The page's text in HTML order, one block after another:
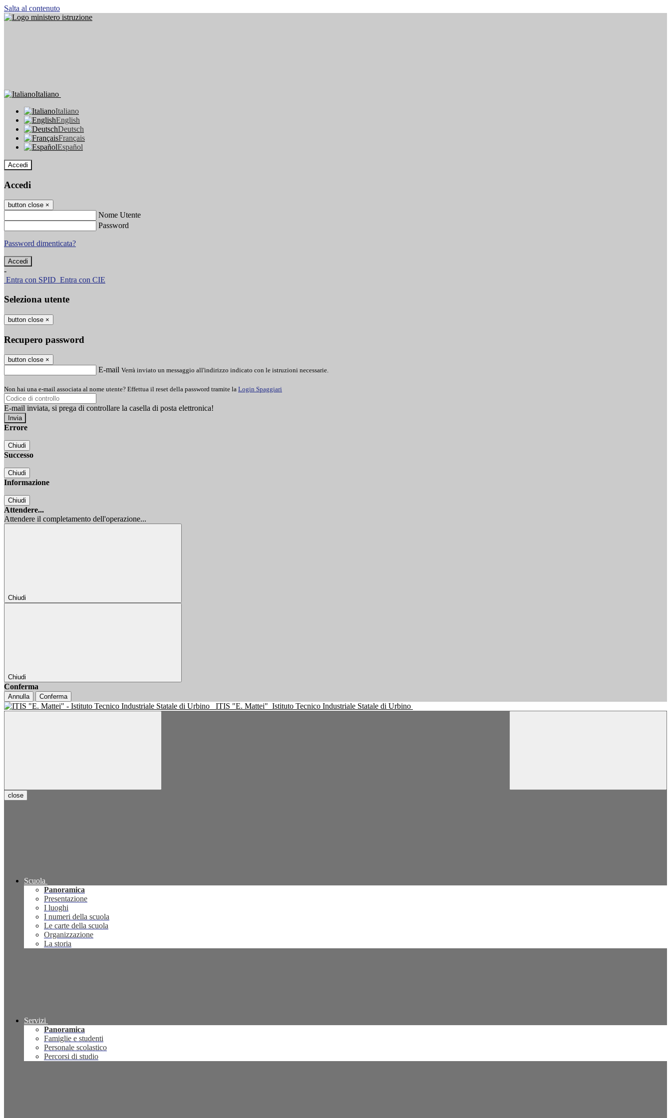
Salta al contenuto
Italiano
Italiano
English
Deutsch
Français
Español
Accedi
Accedi
button close ×
Nome Utente
Password
Password dimenticata?
-
Entra con SPID Entra con CIE
Seleziona utente
button close ×
Recupero password
button close ×
E-mail Verrà inviato un messaggio all'indirizzo indicato con le istruzioni necessarie.
Non hai una e-mail associata al nome utente? Effettua il reset della password tramite la Login Spaggiari
E-mail inviata, si prega di controllare la casella di posta elettronica!
Errore
Chiudi
Successo
Chiudi
Informazione
Chiudi
Attendere...
Attendere il completamento dell'operazione...
Chiudi
Chiudi
Conferma
Annulla Conferma
ITIS "E. Mattei" Istituto Tecnico Industriale Statale di Urbino
close
Scuola
Panoramica
Presentazione
I luoghi
I numeri della scuola
Le carte della scuola
Organizzazione
La storia
Servizi
Panoramica
Famiglie e studenti
Personale scolastico
Percorsi di studio